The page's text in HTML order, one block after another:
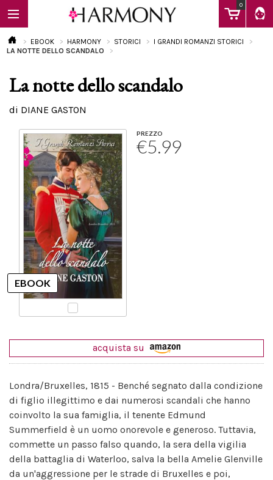
0
EBOOK
Calendario
EBOOK HARMONY STORICI
I GRANDI ROMANZI STORICI
LA NOTTE DELLO SCANDALO
La notte dello scandalo
di DIANE GASTON
PREZZO
€5.99
acquista su
Londra/Bruxelles, 1815 - Benché segnato dalla condizione
di figlio illegittimo e dai numerosi scandali che hanno
coinvolto la sua famiglia, il tenente Edmund
Summerfield è un uomo onorevole e generoso. Tuttavia,
commette un passo falso quando, la sera della vigilia
della battaglia di Waterloo, salva la bella Amelie Glenville
da un'aggressione per le strade di Bruxelles e poi,